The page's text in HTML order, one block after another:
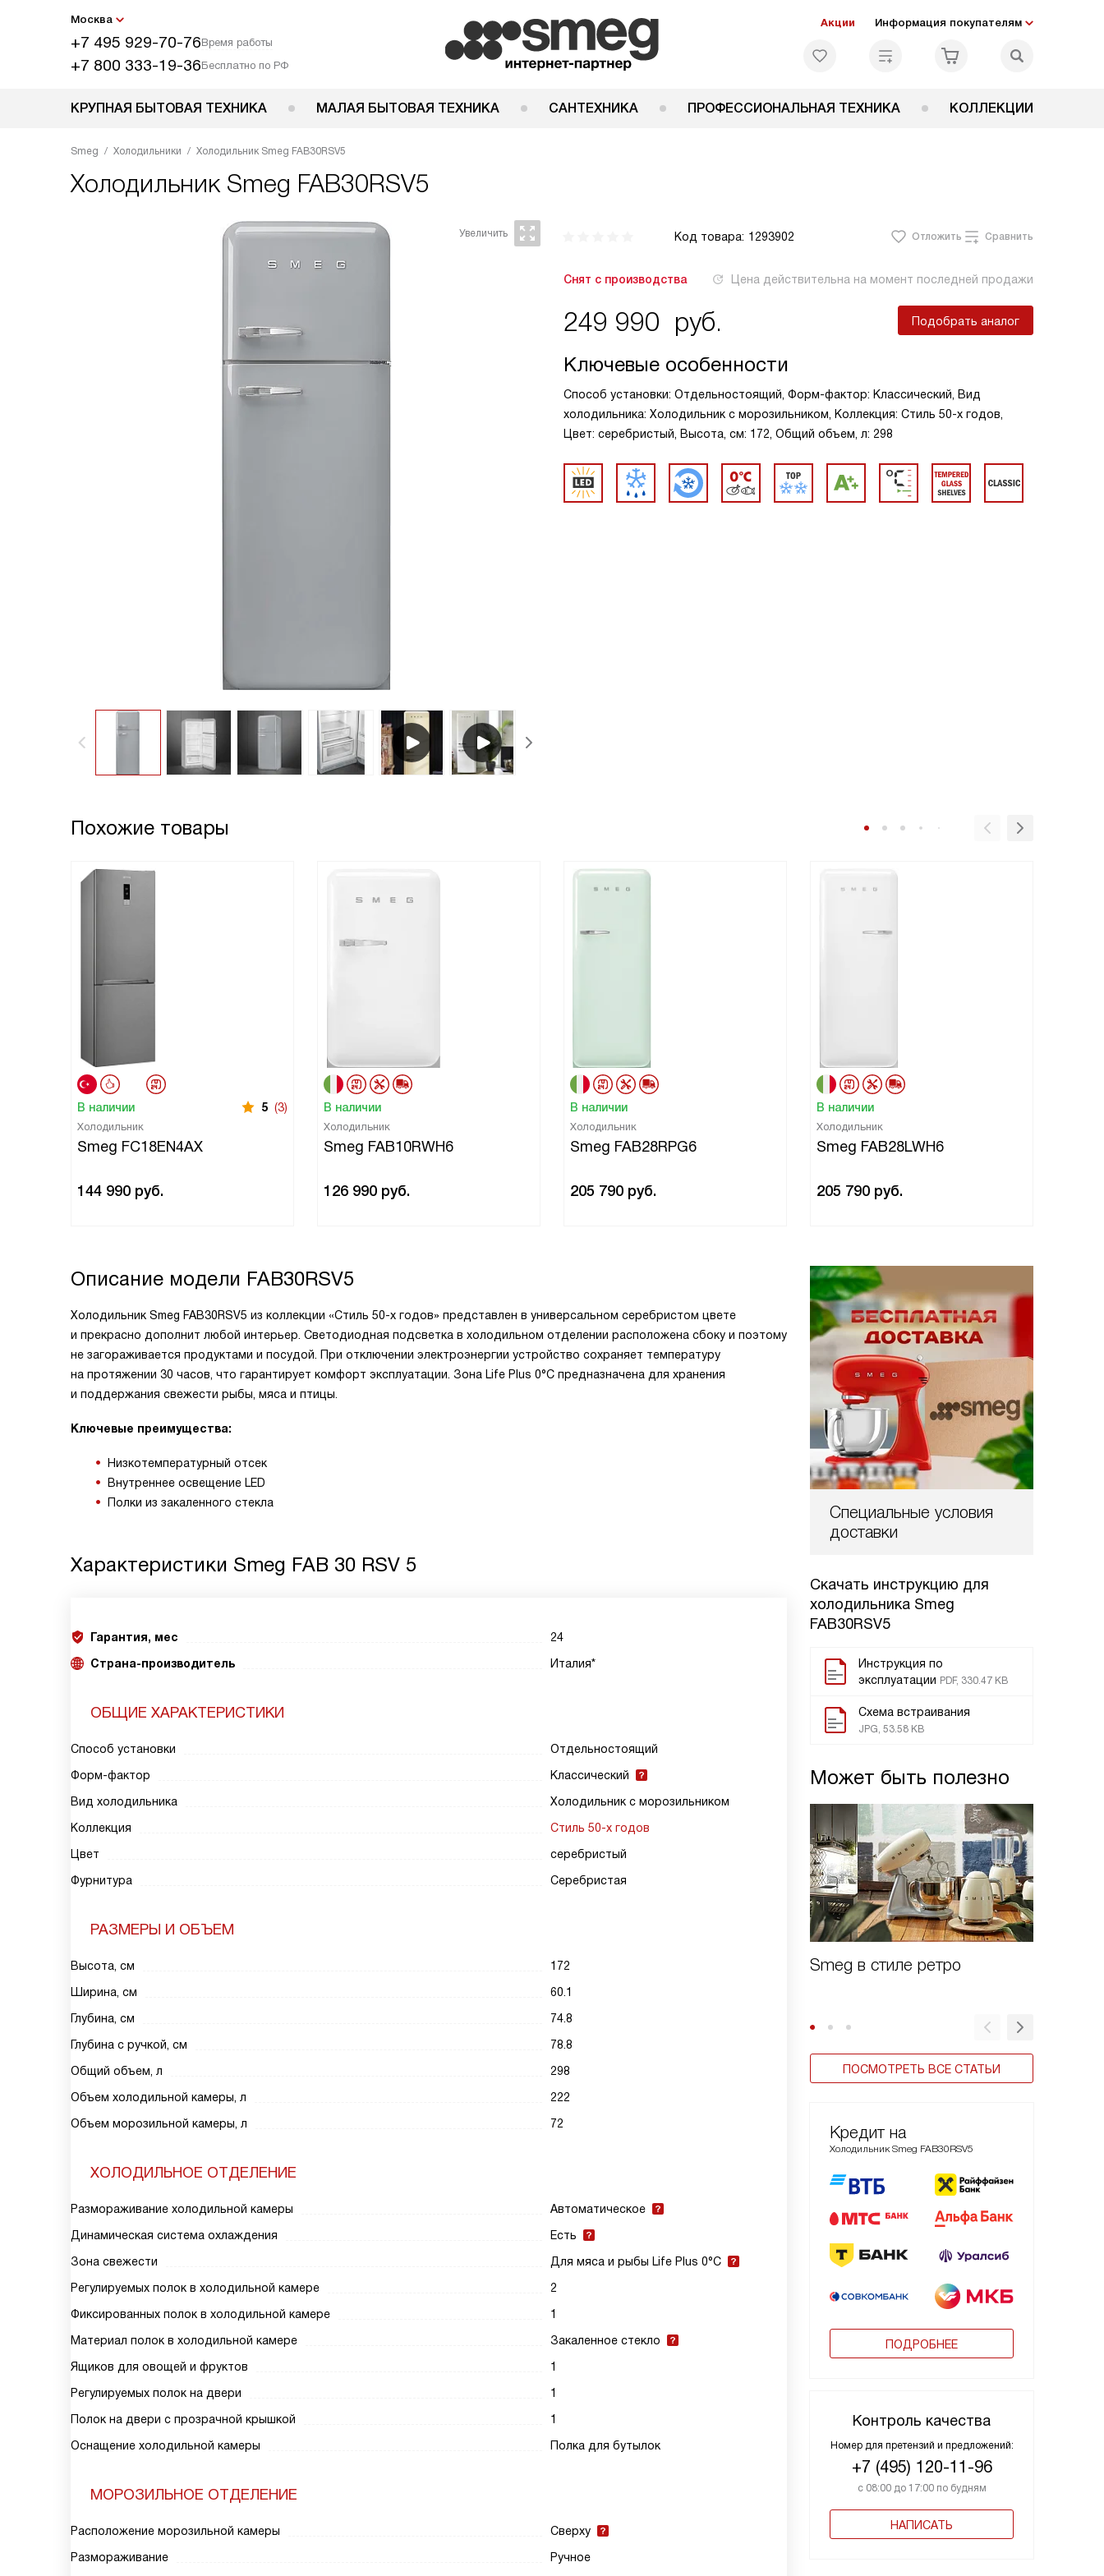
Москва
+7 495 929-70-76Время работы
+7 800 333-19-36Бесплатно по РФ
Акции Информация покупателям
КРУПНАЯ БЫТОВАЯ ТЕХНИКА МАЛАЯ БЫТОВАЯ ТЕХНИКА САНТЕХНИКА ПРОФЕССИОНАЛЬНАЯ ТЕХНИКА КОЛЛЕКЦИИ
Smeg Холодильники Холодильник Smeg FAB30RSV5
Холодильник Smeg FAB30RSV5
Код товара: 1293902 Отложить Сравнить
Снят с производства Цена действительна на момент последней продажи
249 990 руб. Подобрать аналог
Ключевые особенности
Способ установки: Отдельностоящий, Форм-фактор: Классический, Вид
холодильника: Холодильник с морозильником, Коллекция: Стиль 50-х годов,
Цвет: серебристый, Высота, см: 172, Общий объем, л: 298
Похожие товары
В наличии 5 (3)
Холодильник
Smeg FC18EN4AX
144 990 руб.
В наличии
Холодильник
Smeg FAB10RWH6
126 990 руб.
В наличии
Холодильник
Smeg FAB28RPG6
205 790 руб.
В наличии
Холодильник
Smeg FAB28LWH6
205 790 руб.
Специальные условия
доставки
Скачать инструкцию для
холодильника Smeg
FAB30RSV5
Инструкция по
эксплуатации PDF, 330.47 KB
Схема встраивания
JPG, 53.58 KB
Может быть полезно
Smeg в стиле ретро
ПОСМОТРЕТЬ ВСЕ СТАТЬИ
Кредит на
Холодильник Smeg FAB30RSV5
ПОДРОБНЕЕ
Контроль качества
Номер для претензий и предложений:
+7 (495) 120-11-96
с 08:00 до 17:00 по будням
НАПИСАТЬ
Описание модели FAB30RSV5
Холодильник Smeg FAB30RSV5 из коллекции «Стиль 50-х годов» представлен в универсальном серебристом цвете
и прекрасно дополнит любой интерьер. Светодиодная подсветка в холодильном отделении расположена сбоку и поэтому
не загораживается продуктами и посудой. При отключении электроэнергии устройство сохраняет температуру
на протяжении 30 часов, что гарантирует комфорт эксплуатации. Зона Life Plus 0°C предназначена для хранения
и поддержания свежести рыбы, мяса и птицы.
Ключевые преимущества:
Низкотемпературный отсек
Внутреннее освещение LED
Полки из закаленного стекла
Характеристики Smeg FAB 30 RSV 5
Гарантия, мес
24
Страна-производитель
Италия*
ОБЩИЕ ХАРАКТЕРИСТИКИ
Способ установки
Отдельностоящий
Форм-фактор
Классический
Вид холодильника
Холодильник с морозильником
Коллекция
Стиль 50-х годов
Цвет
серебристый
Фурнитура
Серебристая
РАЗМЕРЫ И ОБЪЕМ
Высота, см
172
Ширина, см
60.1
Глубина, см
74.8
Глубина с ручкой, см
78.8
Общий объем, л
298
Объем холодильной камеры, л
222
Объем морозильной камеры, л
72
ХОЛОДИЛЬНОЕ ОТДЕЛЕНИЕ
Размораживание холодильной камеры
Автоматическое
Динамическая система охлаждения
Есть
Зона свежести
Для мяса и рыбы Life Plus 0°C
Регулируемых полок в холодильной камере
2
Фиксированных полок в холодильной камере
1
Материал полок в холодильной камере
Закаленное стекло
Ящиков для овощей и фруктов
1
Регулируемых полок на двери
1
Полок на двери с прозрачной крышкой
1
Оснащение холодильной камеры
Полка для бутылок
МОРОЗИЛЬНОЕ ОТДЕЛЕНИЕ
Расположение морозильной камеры
Сверху
Размораживание
Ручное